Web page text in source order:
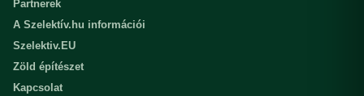
Partnerek
A Szelektív.hu információi
Szelektiv.EU
Zöld építészet
Kapcsolat